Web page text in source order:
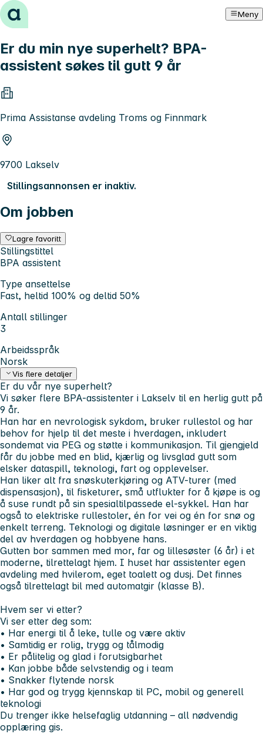
Hopp til innhold Meny
Er du min nye superhelt? BPA-
assistent søkes til gutt 9 år
Prima Assistanse avdeling Troms og Finnmark
9700 Lakselv
Stillingsannonsen er inaktiv.
Om jobben
Lagre favoritt
Stillingstittel
BPA assistent
Type ansettelse
Fast, heltid 100% og deltid 50%
Antall stillinger
3
Arbeidsspråk
Norsk
Vis flere detaljer
Er du vår nye superhelt?
Vi søker flere BPA-assistenter i Lakselv til en herlig gutt på
9 år.
Han har en nevrologisk sykdom, bruker rullestol og har
behov for hjelp til det meste i hverdagen, inkludert
sondemat via PEG og støtte i kommunikasjon. Til gjengjeld
får du jobbe med en blid, kjærlig og livsglad gutt som
elsker dataspill, teknologi, fart og opplevelser.
Han liker alt fra snøskuterkjøring og ATV-turer (med
dispensasjon), til fisketurer, små utflukter for å kjøpe is og
å suse rundt på sin spesialtilpassede el-sykkel. Han har
også to elektriske rullestoler, én for vei og én for snø og
enkelt terreng. Teknologi og digitale løsninger er en viktig
del av hverdagen og hobbyene hans.
Gutten bor sammen med mor, far og lillesøster (6 år) i et
moderne, tilrettelagt hjem. I huset har assistenter egen
avdeling med hvilerom, eget toalett og dusj. Det finnes
også tilrettelagt bil med automatgir (klasse B).
Hvem ser vi etter?
Vi ser etter deg som:
• Har energi til å leke, tulle og være aktiv
• Samtidig er rolig, trygg og tålmodig
• Er pålitelig og glad i forutsigbarhet
• Kan jobbe både selvstendig og i team
• Snakker flytende norsk
• Har god og trygg kjennskap til PC, mobil og generell
teknologi
Du trenger ikke helsefaglig utdanning – all nødvendig
opplæring gis.